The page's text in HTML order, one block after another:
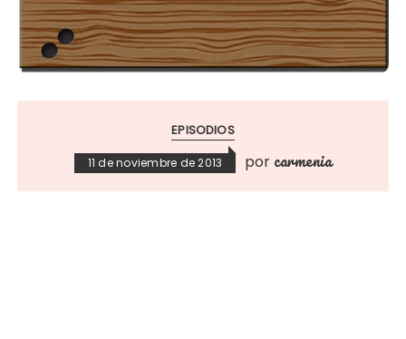
EPISODIOS
11 de noviembre de 2013 por carmenia